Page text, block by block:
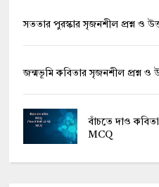
সততার পুরস্কার সৃজনশীল প্রশ্ন ও
জন্মভূমি কবিতার সৃজনশীল প্রশ্ন ও
বাঁচতে দাও
MCQ